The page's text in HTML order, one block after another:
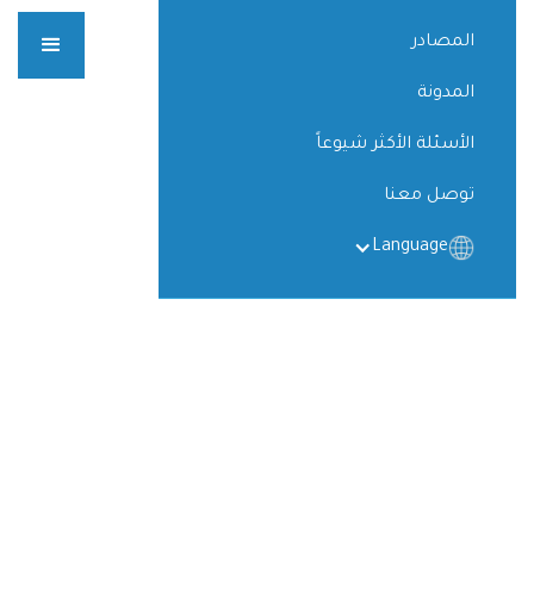
المصادر
المدونة
الأسئلة الأكثر شيوعاً
توصل معنا
Language